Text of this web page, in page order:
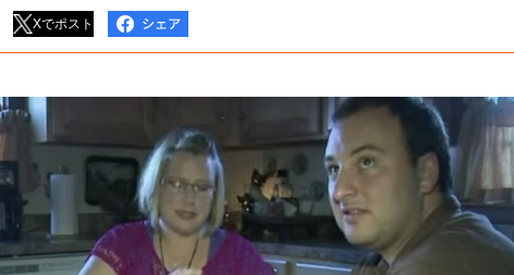
Xでポスト